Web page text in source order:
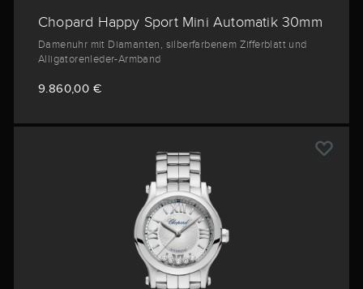
Chopard Happy Sport Mini Automatik 30mm
Damenuhr mit Diamanten, silberfarbenem Zifferblatt und
Alligatorenleder-Armband
9.860,00 €